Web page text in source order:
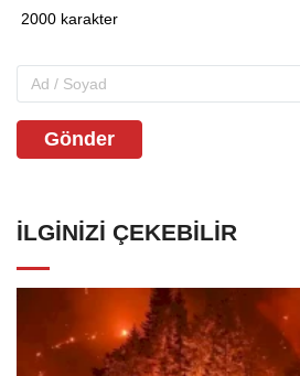
Gönder
İLGINIZI ÇEKEBILIR